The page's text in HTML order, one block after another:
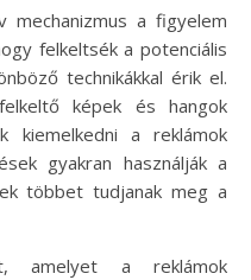
mechanizmus a figyelem
felkeltsék a potenciális
technikákkal érik el.
képek és hangok
kiemelkedni a reklámok
gyakran használják a
többet tudjanak meg a
amelyet a reklámok